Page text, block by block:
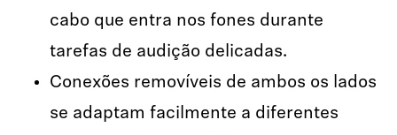
cabo que entra nos fones durante
tarefas de audição delicadas.
Conexões removíveis de ambos os lados
se adaptam facilmente a diferentes